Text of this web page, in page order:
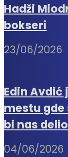
Hadži
bokseri
23/06/2026
Edin Avdić
mestu
bi nas delio
04/06/2026